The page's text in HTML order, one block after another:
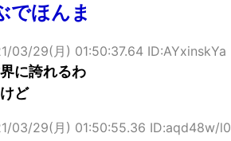
でほんま
03/29(月) 01:50:37.64 ID:AYxinskYa
に誇れるわ
ど
03/29(月) 01:50:55.36 ID:aqd48w/l0